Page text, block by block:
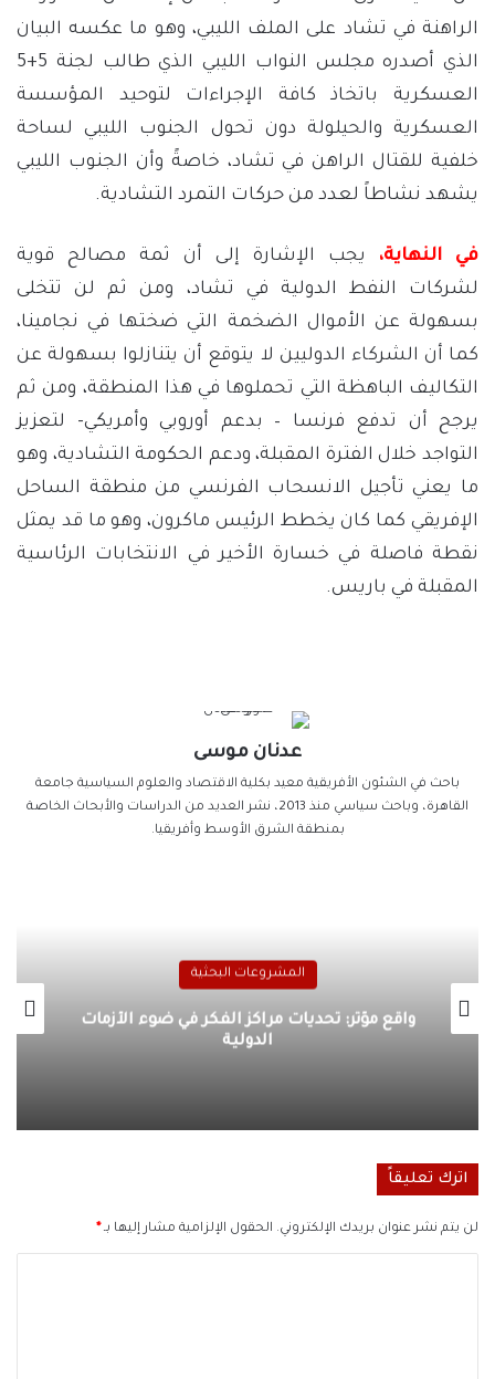
الراهنة في تشاد على الملف الليبي، وهو ما عكسه البيان
الذي أصدره مجلس النواب الليبي الذي طالب لجنة 5+5
العسكرية باتخاذ كافة الإجراءات لتوحيد المؤسسة
العسكرية والحيلولة دون تحول الجنوب الليبي لساحة
خلفية للقتال الراهن في تشاد، خاصةً وأن الجنوب الليبي
يشهد نشاطاً لعدد من حركات التمرد التشادية.
في النهاية، يجب الإشارة إلى أن ثمة مصالح قوية
لشركات النفط الدولية في تشاد، ومن ثم لن تتخلى
بسهولة عن الأموال الضخمة التي ضختها في نجامينا،
كما أن الشركاء الدوليين لا يتوقع أن يتنازلوا بسهولة عن
التكاليف الباهظة التي تحملوها في هذا المنطقة، ومن ثم
يرجح أن تدفع فرنسا – بدعم أوروبي وأمريكي- لتعزيز
التواجد خلال الفترة المقبلة، ودعم الحكومة التشادية، وهو
ما يعني تأجيل الانسحاب الفرنسي من منطقة الساحل
الإفريقي كما كان يخطط الرئيس ماكرون، وهو ما قد يمثل
نقطة فاصلة في خسارة الأخير في الانتخابات الرئاسية
المقبلة في باريس.
عدنان موسى
باحث في الشئون الأفريقية معيد بكلية الاقتصاد والعلوم السياسية جامعة
القاهرة، وباحث سياسي منذ 2013، نشر العديد من الدراسات والأبحاث الخاصة
بمنطقة الشرق الأوسط وأفريقيا.
المشروعات البحثية
توظيف التهديدات السيبرانية في الحرب
الروسية الأوكرانية
اترك تعليقاً
لن يتم نشر عنوان بريدك الإلكتروني. الحقول الإلزامية مشار إليها بـ*